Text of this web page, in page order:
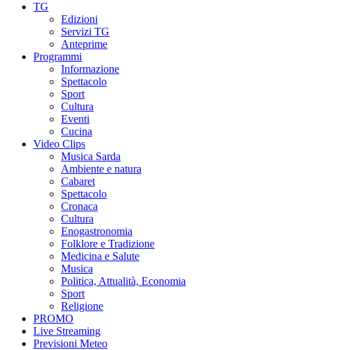
TG
Edizioni
Servizi TG
Anteprime
Programmi
Informazione
Spettacolo
Sport
Cultura
Eventi
Cucina
Video Clips
Musica Sarda
Ambiente e natura
Cabaret
Spettacolo
Cronaca
Cultura
Enogastronomia
Folklore e Tradizione
Medicina e Salute
Musica
Politica, Attualità, Economia
Sport
Religione
PROMO
Live Streaming
Previsioni Meteo